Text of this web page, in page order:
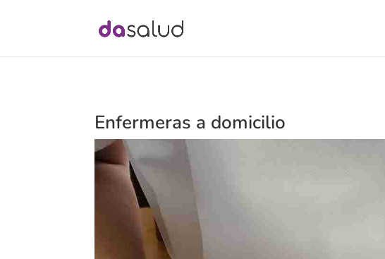
Enfermeras a domicilio